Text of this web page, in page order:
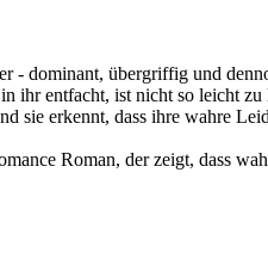
- dominant, übergriffig und
ihr entfacht, ist nicht so leicht zu
sie erkennt, dass ihre wahre
Roman, der zeigt, dass